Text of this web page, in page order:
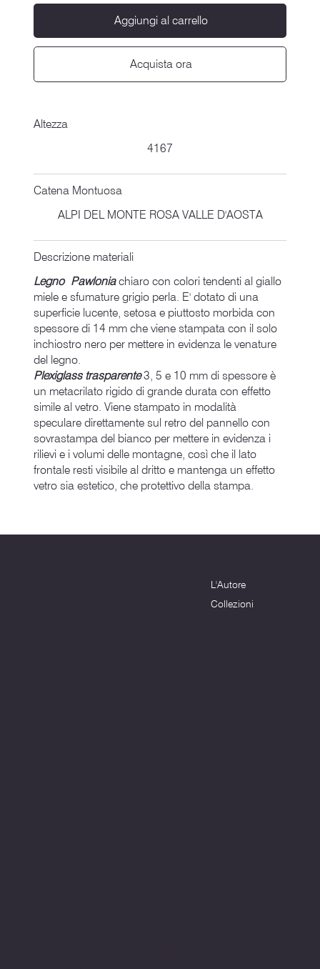
Aggiungi al carrello
Acquista ora
Altezza
4167
Catena Montuosa
ALPI DEL MONTE ROSA VALLE D'AOSTA
Descrizione materiali
Legno Pawloniachiaro con colori tendenti al giallo
miele e sfumature grigio perla. E' dotato di una
superficie lucente, setosa e piuttosto morbida con
spessore di 14 mm che viene stampata con il solo
inchiostro nero per mettere in evidenza le venature
del legno.
Plexiglass trasparente3, 5 e 10 mm di spessore è
un metacrilato rigido di grande durata con effetto
simile al vetro. Viene stampato in modalità
speculare direttamente sul retro del pannello con
sovrastampa del bianco per mettere in evidenza i
rilievi e i volumi delle montagne, così che il lato
frontale resti visibile al dritto e mantenga un effetto
vetro sia estetico, che protettivo della stampa.
L'Autore
Collezioni